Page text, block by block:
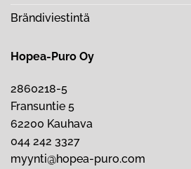
Brändiviestintä
Hopea-Puro Oy
2860218-5
Fransuntie 5
62200 Kauhava
044 242 3327
myynti@hopea-puro.com